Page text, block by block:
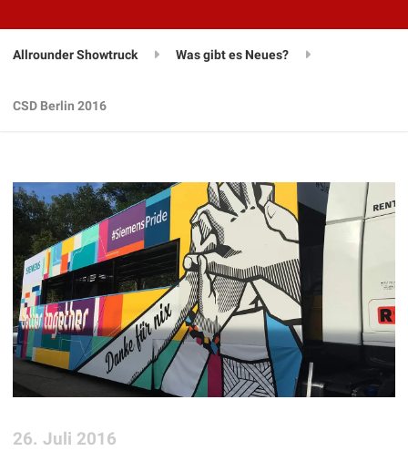
Allrounder Showtruck Was gibt es Neues?
CSD Berlin 2016
26. Juli 2016